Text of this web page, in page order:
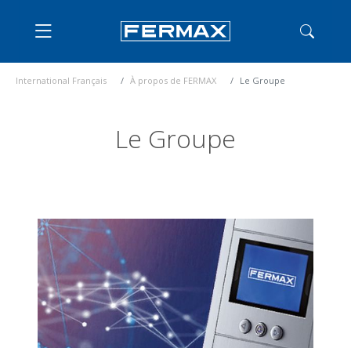
International Français À propos de FERMAX Le Groupe
Le Groupe